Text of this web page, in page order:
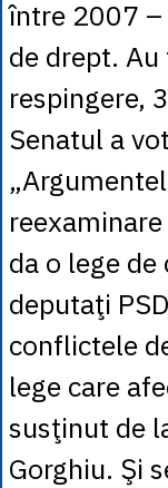
între 2007
de drept.
respingere,
Senatul a
da o lege
deputaţi
conflictele
lege care
susţinut de
Gorghiu. Şi